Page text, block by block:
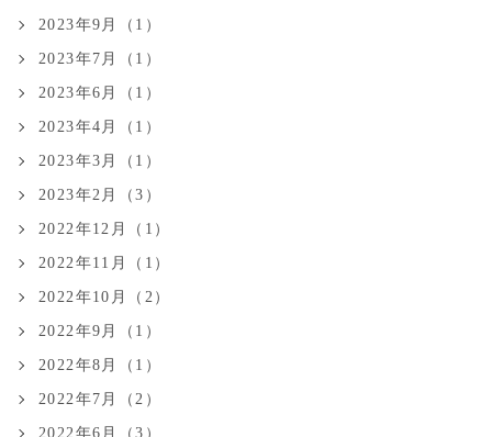
2023年9月（1）
2023年7月（1）
2023年6月（1）
2023年4月（1）
2023年3月（1）
2023年2月（3）
2022年12月（1）
2022年11月（1）
2022年10月（2）
2022年9月（1）
2022年8月（1）
2022年7月（2）
2022年6月（3）